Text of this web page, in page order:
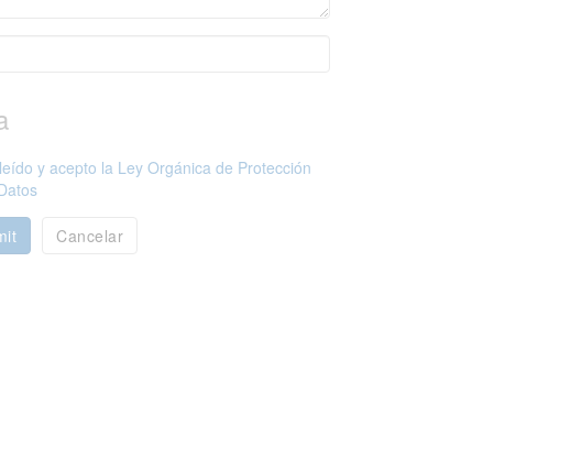
y acepto la Ley Orgánica de Protección
Cancelar